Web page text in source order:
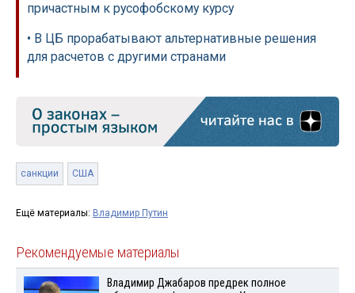
причастным к русофобскому курсу
• В ЦБ прорабатывают альтернативные решения
для расчетов с другими странами
санкции США
Ещё материалы: Владимир Путин
Рекомендуемые материалы
Владимир Джабаров предрек полное